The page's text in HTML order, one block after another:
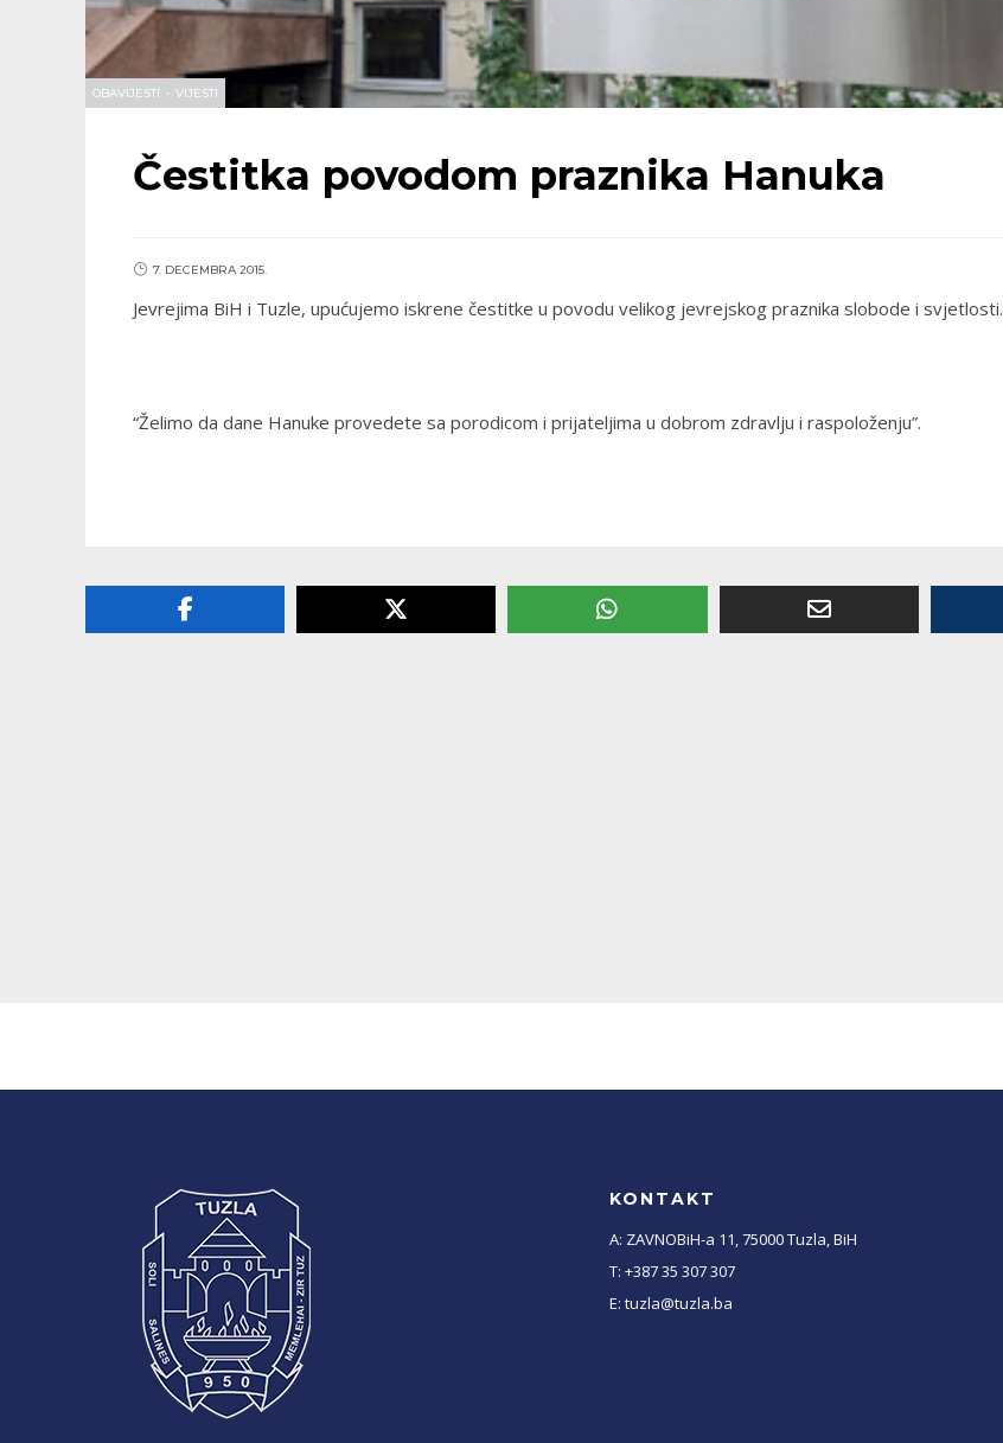
OBAVIJESTI • VIJESTI
Čestitka povodom praznika Hanuka
7. DECEMBRA 2015.
Jevrejima BiH i Tuzle, upućujemo iskrene čestitke u povodu velikog jevrejskog praznika slobode i svjetlosti.
“Želimo da dane Hanuke provedete sa porodicom i prijateljima u dobrom zdravlju i raspoloženju”.
KONTAKT
A: ZAVNOBiH-a 11, 75000 Tuzla, BiH
T: +387 35 307 307
E: tuzla@tuzla.ba